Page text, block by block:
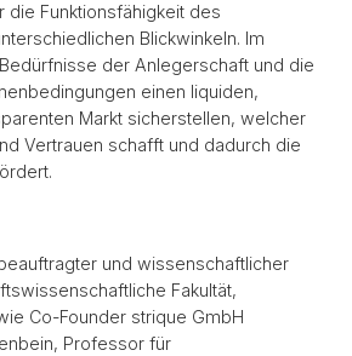
die Funktionsfähigkeit des
Blickwinkeln. Im
der Anlegerschaft und die
einen liquiden,
Markt sicherstellen, welcher
Vertrauen schafft und dadurch die
und wissenschaftlicher
Fakultät,
Co-Founder strique GmbH
Professor für